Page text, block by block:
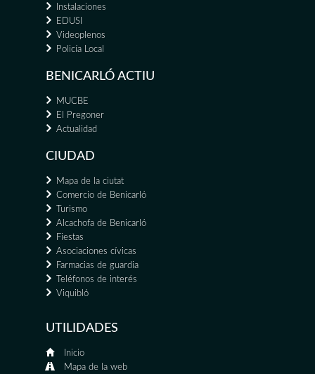
Instalaciones
EDUSI
Videoplenos
Policía Local
BENICARLÓ ACTIU
MUCBE
El Pregoner
Actualidad
CIUDAD
Mapa de la ciutat
Comercio de Benicarló
Turismo
Alcachofa de Benicarló
Fiestas
Asociaciones cívicas
Farmacias de guardia
Teléfonos de interés
Viquibló
UTILIDADES
Inicio
Mapa de la web